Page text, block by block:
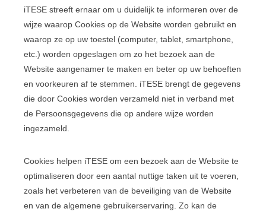
iTESE streeft ernaar om u duidelijk te informeren over de
wijze waarop Cookies op de Website worden gebruikt en
waarop ze op uw toestel (computer, tablet, smartphone,
etc.) worden opgeslagen om zo het bezoek aan de
Website aangenamer te maken en beter op uw behoeften
en voorkeuren af te stemmen. iTESE brengt de gegevens
die door Cookies worden verzameld niet in verband met
de Persoonsgegevens die op andere wijze worden
ingezameld.
Cookies helpen iTESE om een bezoek aan de Website te
optimaliseren door een aantal nuttige taken uit te voeren,
zoals het verbeteren van de beveiliging van de Website
en van de algemene gebruikerservaring. Zo kan de